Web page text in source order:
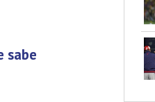
sabe